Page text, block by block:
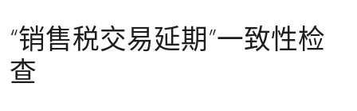
“销售税交易延期”一致性检
查